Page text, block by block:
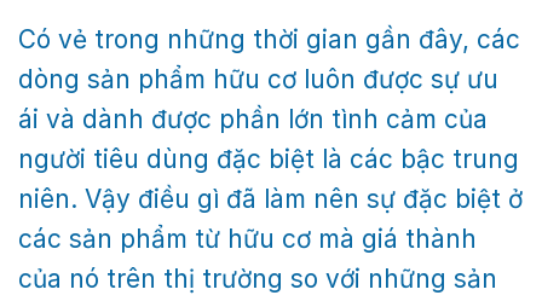
Có vẻ trong những thời gian gần đây, các
dòng sản phẩm hữu cơ luôn được sự ưu
ái và dành được phần lớn tình cảm của
người tiêu dùng đặc biệt là các bậc trung
niên. Vậy điều gì đã làm nên sự đặc biệt ở
các sản phẩm từ hữu cơ mà giá thành
của nó trên thị trường so với những sản